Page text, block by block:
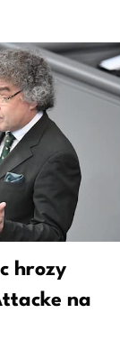
hrozy
na